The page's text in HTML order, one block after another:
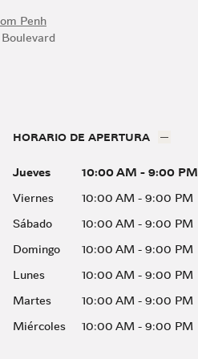
Penh
HORARIO DE APERTURA
Jueves 10:00 AM - 9:00 PM
Viernes
10:00 AM- 9:00 PM
Sábado
10:00 AM- 9:00 PM
Domingo
10:00 AM- 9:00 PM
Lunes
10:00 AM- 9:00 PM
Martes
10:00 AM- 9:00 PM
Miércoles
10:00 AM- 9:00 PM